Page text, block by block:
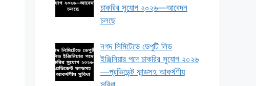
চাকরির সুযোগ ২০২৬—আবেদন
চলছে
নগদ লিমিটেডে ডেপুটি লিড
ইঞ্জিনিয়ার পদে চাকরির সুযোগ ২০২৬
—প্রভিডেন্ট ফান্ডসহ আকর্ষণীয়